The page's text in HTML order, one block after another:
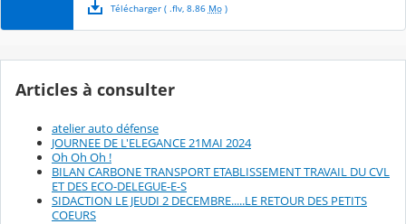
Télécharger( .flv, 8.86 Mo)
Articles à consulter
atelier auto défense
JOURNEE DE L'ELEGANCE 21MAI 2024
Oh Oh Oh !
BILAN CARBONE TRANSPORT ETABLISSEMENT TRAVAIL DU CVL
ET DES ECO-DELEGUE-E-S
SIDACTION LE JEUDI 2 DECEMBRE.....LE RETOUR DES PETITS
COEURS